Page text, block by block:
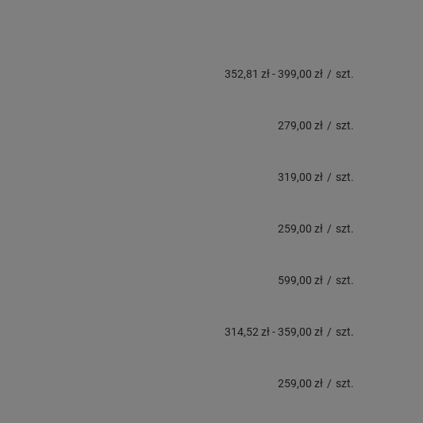
352,81 zł- 399,00 zł / szt.
279,00 zł / szt.
319,00 zł / szt.
259,00 zł / szt.
599,00 zł / szt.
314,52 zł- 359,00 zł / szt.
259,00 zł / szt.